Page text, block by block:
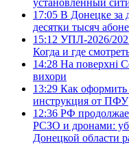
17:05 В Донецке за
десятки тысяч
15:12 УПЛ-2026/
Когда и где
14:28 На поверхні
вихори
13:29 Как
инструкция от ПФУ
12:36 РФ
РСЗО и дронами:
Донецкой области